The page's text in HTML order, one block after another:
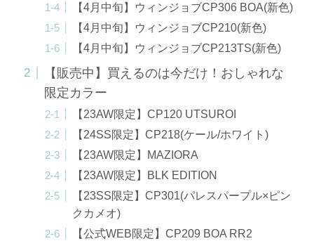
【4月中旬】ウィンジョブCP306 BOA(新色)
【4月中旬】ウィンジョブCP210(新色)
【4月中旬】ウィンジョブCP213TS(新色)
【販売中】買えるのは今だけ！おしゃれな
限定カラー
【23AW限定】CP120 UTSUROI
【24SS限定】CP218(ケール/ホワイト)
【23AW限定】MAZIORA
【23AW限定】BLK EDITION
【23SS限定】CP301(パレスパープル×ピン
クカメオ)
【公式WEB限定】CP209 BOA RR2